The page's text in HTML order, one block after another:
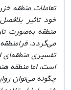
تعاملات منطقه
خود تاثیر
منطقه به‌صورت
می‌گردد.
تفسیری منطقه‌ای
است، اما منطقه
چگونه می‌توان